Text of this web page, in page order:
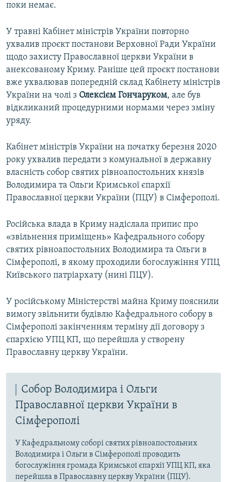
поки немає.
У травні Кабінет міністрів України повторно
ухвалив проєкт постанови Верховної Ради України
щодо захисту Православної церкви України в
анексованому Криму. Раніше цей проєкт постанови
вже ухвалював попередній склад Кабінету міністрів
України на чолі з Олексієм Гончаруком, але був
відкликаний процедурними нормами через зміну
уряду.
Кабінет міністрів України на початку березня 2020
року ухвалив передати з комунальної в державну
власність собор святих рівноапостольних князів
Володимира та Ольги Кримської єпархії
Православної церкви України (ПЦУ) в Сімферополі.
Російська влада в Криму надіслала припис про
«звільнення приміщень» Кафедрального собору
святих рівноапостольних Володимира та Ольги в
Сімферополі, в якому проходили богослужіння УПЦ
Київського патріархату (нині ПЦУ).
У російському Міністерстві майна Криму пояснили
вимогу звільнити будівлю Кафедрального собору в
Сімферополі закінченням терміну дії договору з
єпархією УПЦ КП, що перейшла у створену
Православну церкву України.
Собор Володимира і Ольги
Православної церкви України в
Сімферополі
У Кафедральному соборі святих рівноапостольних
Володимира і Ольги в Сімферополі проводить
богослужіння громада Кримської єпархії УПЦ КП, яка
перейшла в Православну церкву України (ПЦУ).